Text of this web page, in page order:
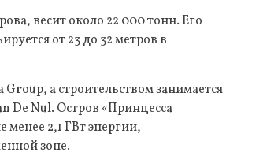
весит около 22 000 тонн. Его
от 23 до 32 метров в
а строительством занимается
De Nul. Остров «Принцесса
менее 2,1 ГВт энергии,
зоне.